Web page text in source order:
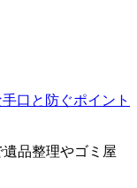
口と防ぐポイント
品整理やゴミ屋